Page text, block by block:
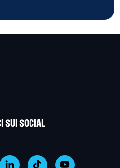
SUI SOCIAL